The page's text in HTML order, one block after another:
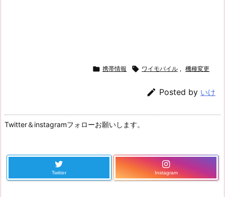
 携帯情報  ワイモバイル , 機種変更
 Posted by いけ
Twitter＆instagramフォローお願いします。
Twitter Instagram